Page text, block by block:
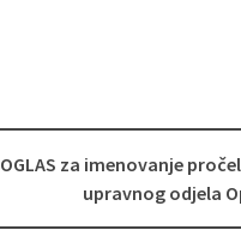
OGLAS za imenovanje
upravnog odjela